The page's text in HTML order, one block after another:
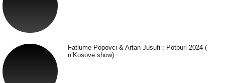
Fatlume Popovci & Artan Jusufi : Potpuri 2024 (
n’Kosove show)